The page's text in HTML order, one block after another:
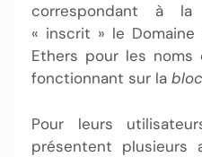
correspondant à la
« inscrit » le Domaine
Ethers pour les noms
fonctionnant sur la
Pour leurs
présentent plusieurs